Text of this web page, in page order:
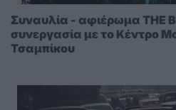
Συναυλία - αφιέρωμα THE
συνεργασία με το Κέντρο
Τσαμπίκου